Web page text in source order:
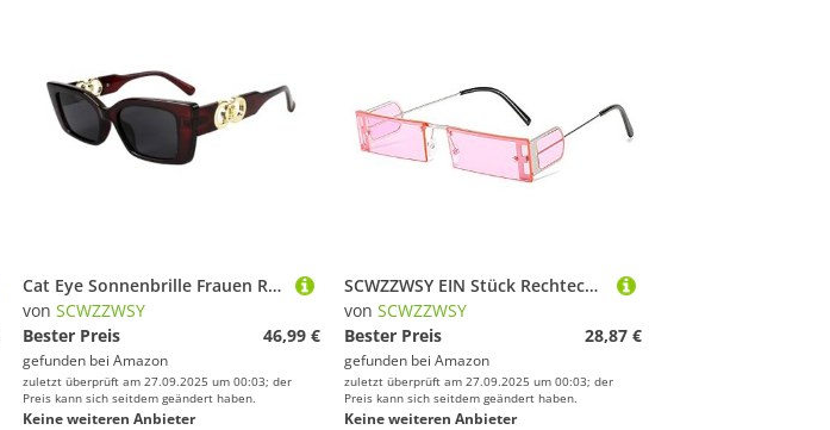
Cat Eye Sonnenbrille Frauen Rahmen Brillen polarisierte Schatten Männlich UV400 Vintage
von SCWZZWSY
Bester Preis
46,99 €
gefunden bei Amazon
zuletzt überprüft am 27.09.2025 um 00:03; der
Preis kann sich seitdem geändert haben.
Keine weiteren Anbieter
SCWZZWSY EIN Stück Rechteck Sonnenbrille Frauen Retro kleine Sonnenbrille Vintage Brille Brillen Weibchen
von SCWZZWSY
Bester Preis
28,87 €
gefunden bei Amazon
zuletzt überprüft am 27.09.2025 um 00:03; der
Preis kann sich seitdem geändert haben.
Keine weiteren Anbieter